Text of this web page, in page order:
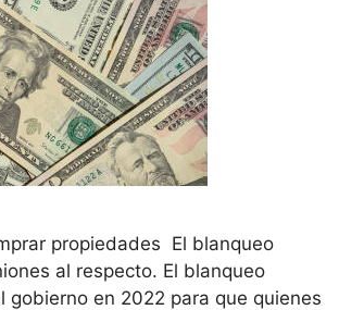
propiedades El blanqueo
al respecto. El blanqueo
en 2022 para que quienes